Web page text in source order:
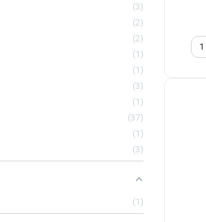
3
2
2
1
1
3
1
37
1
3
1